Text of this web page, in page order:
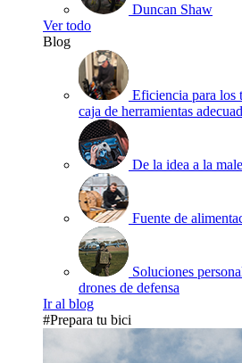
Duncan Shaw
Ver todo
Blog
Eficiencia para los
caja de herramientas
De la idea a la
Fuente de
Soluciones
drones de defensa
Ir al blog
#Prepara tu bici